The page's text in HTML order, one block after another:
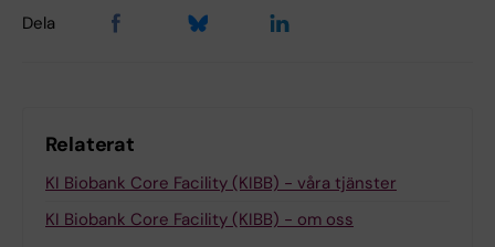
Dela
Relaterat
KI Biobank Core Facility (KIBB) - våra tjänster
KI Biobank Core Facility (KIBB) - om oss